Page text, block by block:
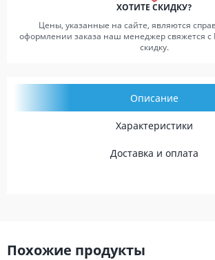
ХОТИТЕ СКИДКУ?
Цены, указанные на сайте, являются
оформлении заказа наш менеджер свяжется
скидку.
Описание
Характеристики
Доставка и оплата
Похожие продукты